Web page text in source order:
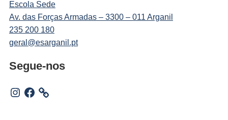
Escola Sede
Av. das Forças Armadas – 3300 – 011 Arganil
235 200 180
geral@esarganil.pt
Segue-nos
Instagram
Facebook